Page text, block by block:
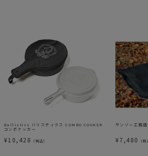
Ballistics バリスティクス COMBO COOKER
コンボクッカー
¥10,428 （税込）
サンゾー工務
¥7,480 （税